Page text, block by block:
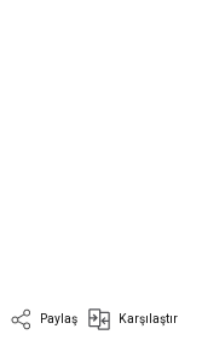
Paylaş Karşılaştır